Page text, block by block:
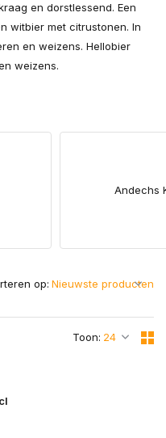
en dorstlessend. Een
witbier met citrustonen. In
en weizens. Hellobier
weizens.
Andechs
Toon:
op: